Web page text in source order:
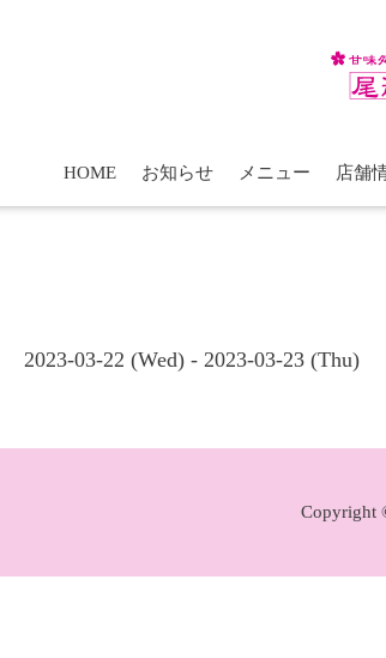
HOME お知らせ メニュー 店舗
2023-03-22 (Wed) - 2023-03-23 (Thu)
Copyright